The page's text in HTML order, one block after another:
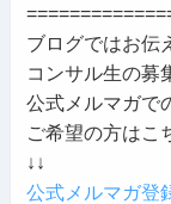
ブログではお伝
コンサル生の募
公式メルマガで
ご希望の方はこ
↓↓
公式メルマガ登